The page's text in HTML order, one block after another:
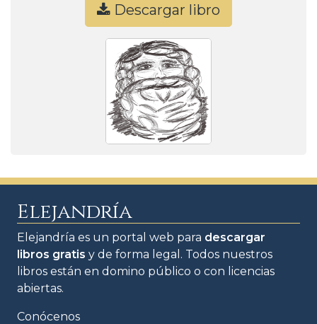
Descargar libro
Elejandría
Elejandría es un portal web para descargar
libros gratis y de forma legal. Todos nuestros
libros están en domino público o con licencias
abiertas.
Conócenos